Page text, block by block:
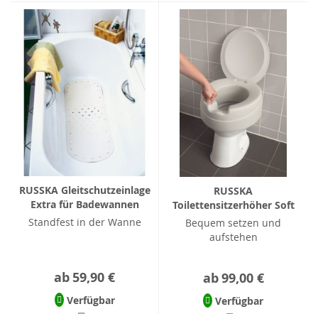
RUSSKA Gleitschutzeinlage
Extra für Badewannen
Standfest in der Wanne
ab 59,90 €
Verfügbar
RUSSKA
Toilettensitzerhöher Soft
Bequem setzen und
aufstehen
ab99,00 €
Verfügbar